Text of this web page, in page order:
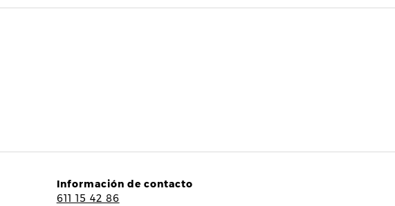
Información de contacto
611 15 42 86